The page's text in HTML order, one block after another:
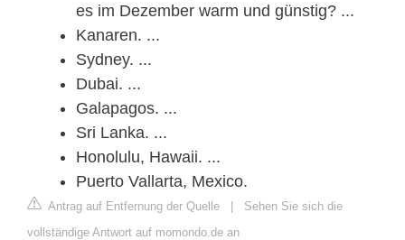
es im Dezember warm und günstig? ...
Kanaren. ...
Sydney. ...
Dubai. ...
Galapagos. ...
Sri Lanka. ...
Honolulu, Hawaii. ...
Puerto Vallarta, Mexico.
Antrag auf Entfernung der Quelle | Sehen Sie sich die
vollständige Antwort auf momondo.de an